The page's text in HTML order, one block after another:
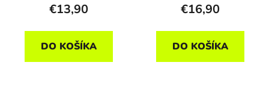
€13,90
DO KOŠÍKA
€16,90
DO KOŠÍKA